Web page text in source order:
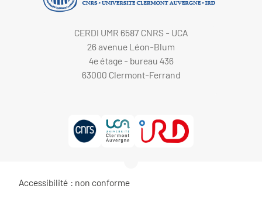
CERDI UMR 6587 CNRS - UCA
26 avenue Léon-Blum
4e étage - bureau 436
63000 Clermont-Ferrand
Accessibilité : non conforme